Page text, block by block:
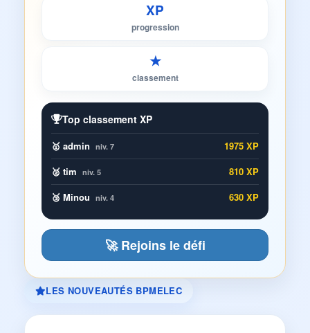
XP
progression
★
classement
Top classement XP
🥇 admin niv. 7
1975 XP
🥈 tim niv. 5
810 XP
🥉 Minou niv. 4 630 XP
🚀 Rejoins le défi
LES NOUVEAUTÉS BPMELEC